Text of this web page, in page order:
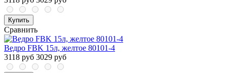
Купить
Сравнить
Ведро FBK 15л, желтое 80101-4
3118 руб 3029 руб